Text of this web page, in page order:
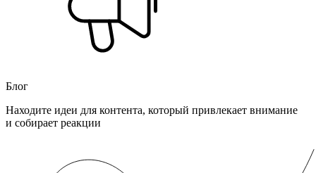
Блог
Находите идеи для контента, который привлекает внимание
и собирает реакции